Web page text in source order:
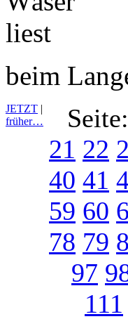
beim
JETZT |
früher…
Seite:
21 22
40 41
59 60
78 79
97
111